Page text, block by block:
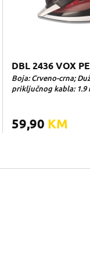
DBL 2436 VOX
Boja: Crveno-crna;
priključnog kabla: 1.9
59,90 KM